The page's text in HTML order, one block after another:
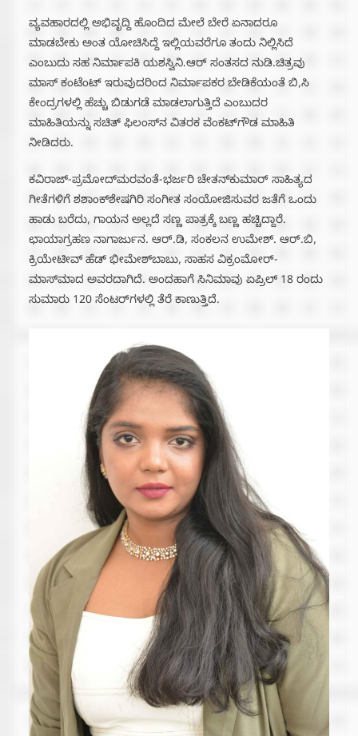
ವ್ಯವಹಾರದಲ್ಲಿ ಅಭಿವೃದ್ದಿ ಹೊಂದಿದ ಮೇಲೆ ಬೇರೆ ಏನಾದರೂ
ಮಾಡಬೇಕು ಅಂತ ಯೋಚಿಸಿದ್ದೆ ಇಲ್ಲಿಯವರೆಗೂ ತಂದು ನಿಲ್ಲಿಸಿದೆ
ಎಂಬುದು ಸಹ ನಿರ್ಮಾಪಕಿ ಯಶಸ್ವಿನಿ.ಆರ್ ಸಂತಸದ ನುಡಿ.ಚಿತ್ರವು
ಮಾಸ್ ಕಂಟೆಂಟ್ ಇರುವುದರಿಂದ ನಿರ್ಮಾಪಕರ ಬೇಡಿಕೆಯಂತೆ ಬಿ,ಸಿ
ಕೇಂದ್ರಗಳಲ್ಲಿ ಹೆಚ್ಚು ಬಿಡುಗಡೆ ಮಾಡಲಾಗುತ್ತಿದೆ ಎಂಬುದರ
ಮಾಹಿತಿಯನ್ನು ಸಚಿತ್ ಫಿಲಂಸ್‌ನ ವಿತರಕ ವೆಂಕಟ್‌ಗೌಡ ಮಾಹಿತಿ
ನೀಡಿದರು.
ಕವಿರಾಜ್-ಪ್ರಮೋದ್‌ಮರವಂತೆ-ಭರ್ಜರಿ ಚೇತನ್‌ಕುಮಾರ್ ಸಾಹಿತ್ಯದ
ಗೀತೆಗಳಿಗೆ ಶಶಾಂಕ್‌ಶೇಷಗಿರಿ ಸಂಗೀತ ಸಂಯೋಜಿಸುವರ ಜತೆಗೆ ಒಂದು
ಹಾಡು ಬರೆದು, ಗಾಯನ ಅಲ್ಲದೆ ಸಣ್ಣ ಪಾತ್ರಕ್ಕೆ ಬಣ್ಣ ಹಚ್ಚಿದ್ದಾರೆ.
ಛಾಯಾಗ್ರಹಣ ನಾಗಾರ್ಜುನ. ಆರ್.ಡಿ, ಸಂಕಲನ ಉಮೇಶ್. ಆರ್.ಬಿ,
ಕ್ರಿಯೇಟೀವ್ ಹೆಡ್ ಭೀಮೇಶ್‌ಬಾಬು, ಸಾಹಸ ವಿಕ್ರಂಮೋರ್-
ಮಾಸ್‌ಮಾದ ಅವರದಾಗಿದೆ. ಅಂದಹಾಗೆ ಸಿನಿಮಾವು ಏಪ್ರಿಲ್ 18 ರಂದು
ಸುಮಾರು 120 ಸೆಂಟರ್‌ಗಳಲ್ಲಿ ತೆರೆ ಕಾಣುತ್ತಿದೆ.